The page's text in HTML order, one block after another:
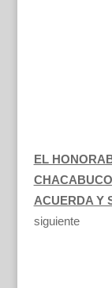
EL
ACUERDA Y
siguiente